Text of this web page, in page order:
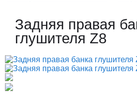
Задняя правая
глушителя Z8